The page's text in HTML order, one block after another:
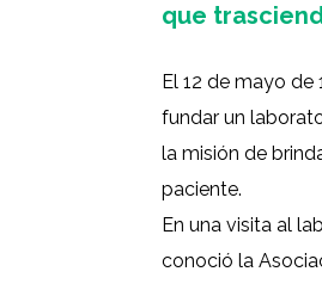
que
El 12 de mayo de
fundar un
la misión de
paciente.
En una visita al
conoció la